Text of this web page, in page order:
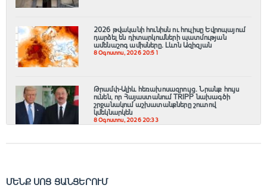
2026 թվականի հունիսն ու հուլիսը Եվրոպայում
դարձել են դիտարկումների պատմության
ամենաշոգ ամիսները․ Լևոն Ազիզյան
8 Օգոստոս, 2026 20:51
Թրամփ-Ալիև հեռախոսազրույց. Նրանք հույս
ունեն, որ Հայաստանում TRIPP նախագծի
շրջանակում աշխատանքները շուտով
կմեկնարկեն
8 Օգոստոս, 2026 20:33
ՄԵՆՔ ՍՈՑ ՑԱՆՑԵՐՈՒՄ